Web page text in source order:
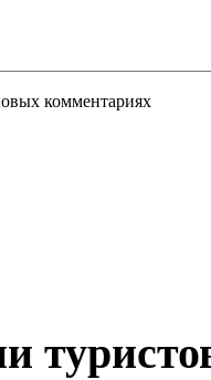
комментариях